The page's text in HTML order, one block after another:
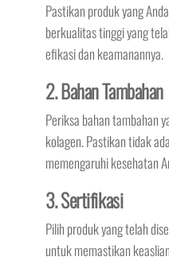
Pastikan produk yang
berkualitas tinggi yang
efikasi dan keamanannya.
2. Bahan Tambahan
Periksa bahan tambahan
kolagen. Pastikan tidak
memengaruhi kesehatan
3. Sertifikasi
Pilih produk yang telah
untuk memastikan